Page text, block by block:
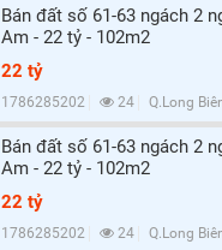
HƯỚNG
Bán đất số 61-63 ngách 2
Am - 22 tỷ - 102m2
22 tỷ
1786285202 24 Q.Long
Bán đất số 61-63 ngách 2
Am - 22 tỷ - 102m2
22 tỷ
1786285202 24 Q.Long